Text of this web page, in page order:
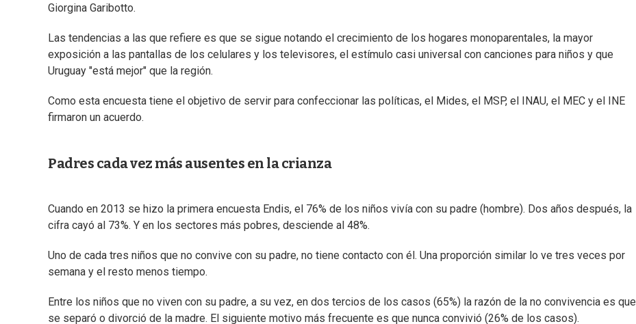
Giorgina Garibotto.
Las tendencias a las que refiere es que se sigue notando el crecimiento de los hogares monoparentales, la mayor
exposición a las pantallas de los celulares y los televisores, el estímulo casi universal con canciones para niños y que
Uruguay "está mejor" que la región.
Como esta encuesta tiene el objetivo de servir para confeccionar las políticas, el Mides, el MSP, el INAU, el MEC y el INE
firmaron un acuerdo.
Padres cada vez más ausentes en la crianza
Cuando en 2013 se hizo la primera encuesta Endis, el 76% de los niños vivía con su padre (hombre). Dos años después, la
cifra cayó al 73%. Y en los sectores más pobres, desciende al 48%.
Uno de cada tres niños que no convive con su padre, no tiene contacto con él. Una proporción similar lo ve tres veces por
semana y el resto menos tiempo.
Entre los niños que no viven con su padre, a su vez, en dos tercios de los casos (65%) la razón de la no convivencia es que
se separó o divorció de la madre. El siguiente motivo más frecuente es que nunca convivió (26% de los casos).